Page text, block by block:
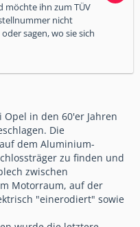
möchte ihn zum TÜV
nicht
sagen, wo sie sich
in den 60'er Jahren
Die
dem Aluminium-
zu finden und
zwischen
Motorraum, auf der
"einerodiert" sowie